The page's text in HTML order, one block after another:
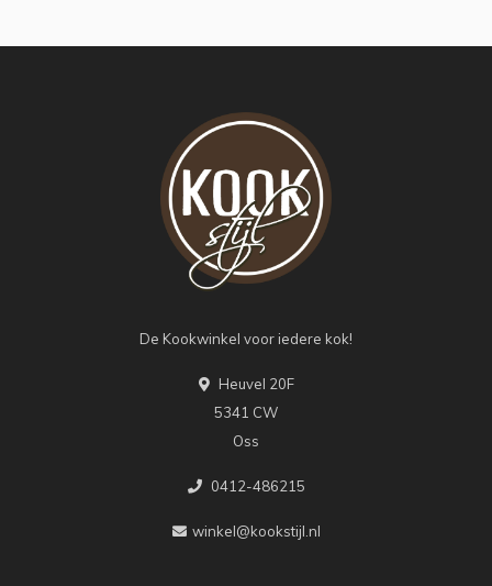
De Kookwinkel voor iedere kok!
Heuvel 20F
5341 CW
Oss
0412-486215
winkel@kookstijl.nl